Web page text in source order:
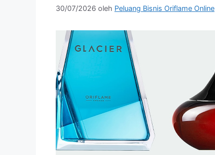
30/07/2026 oleh Peluang Bisnis Oriflame Online